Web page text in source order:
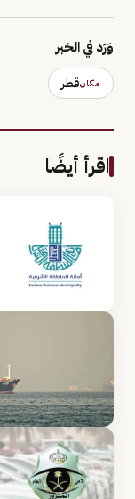
وَرَد في الخبر
مكانقطر
اقرأ أيضًا